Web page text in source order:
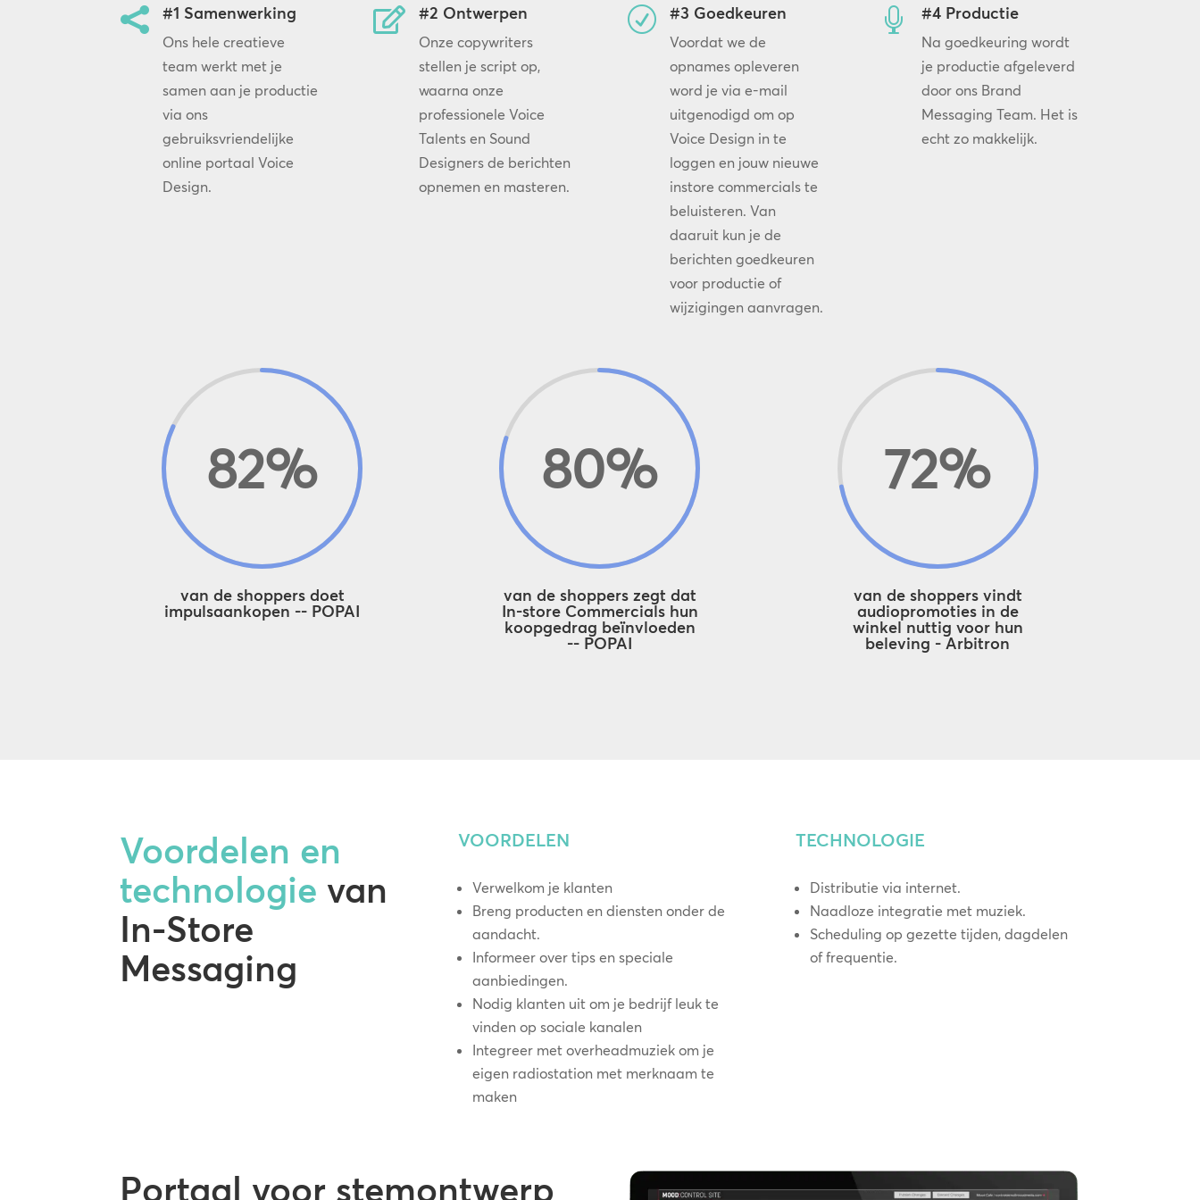
 #1 Samenwerking
Ons hele creatieve
team werkt met je
samen aan je productie
via ons
gebruiksvriendelijke
online portaal Voice
Design.
 #2 Ontwerpen
Onze copywriters
stellen je script op,
waarna onze
professionele Voice
Talents en Sound
Designers de berichten
opnemen en masteren.
R #3 Goedkeuren
Voordat we de
opnames opleveren
word je via e-mail
uitgenodigd om op
Voice Design in te
loggen en jouw nieuwe
instore commercials te
beluisteren. Van
daaruit kun je de
berichten goedkeuren
voor productie of
wijzigingen aanvragen.
 #4 Productie
Na goedkeuring wordt
je productie afgeleverd
door ons Brand
Messaging Team. Het is
echt zo makkelijk.
82%
van de shoppers doet
impulsaankopen -- POPAI
80%
van de shoppers zegt dat
In-store Commercials hun
koopgedrag beïnvloeden
-- POPAI
72%
van de shoppers vindt
audiopromoties in de
winkel nuttig voor hun
beleving - Arbitron
Voordelen en
technologie van
In-Store
Messaging
VOORDELEN
Verwelkom je klanten
Breng producten en diensten onder de
aandacht.
Informeer over tips en speciale
aanbiedingen.
Nodig klanten uit om je bedrijf leuk te
vinden op sociale kanalen
Integreer met overheadmuziek om je
eigen radiostation met merknaam te
maken
TECHNOLOGIE
Distributie via internet.
Naadloze integratie met muziek.
Scheduling op gezette tijden, dagdelen
of frequentie.
Portaal voor stemontwerp